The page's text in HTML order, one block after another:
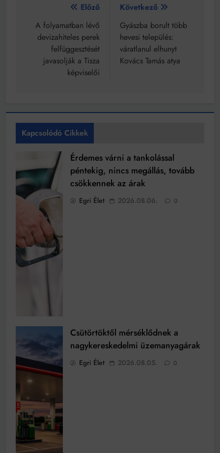
Bejegyzés
navigáció
Előző
A folyamatban lévő
devizahiteles perek
felfüggesztését
javasolják a Tisza
képviselői
Következő
Gyászba borult több
hevesi település:
váratlanul elhunyt
Kovács Tamás atya
Kapcsolódó Cikkek
Érdemes várni a tankolással
péntekig, nincs megállás, tovább
csökkennek az árak
Egri Élet 2026.08.06. 0
Csütörtöktől mérséklődnek a
nagykereskedelmi üzemanyagárak
Egri Élet 2026.08.05. 0